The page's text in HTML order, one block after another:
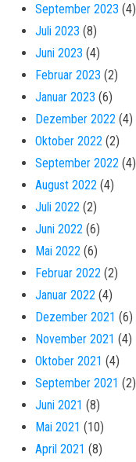
September 2023 (4)
Juli 2023 (8)
Juni 2023 (4)
Februar 2023 (2)
Januar 2023 (6)
Dezember 2022 (4)
Oktober 2022 (2)
September 2022 (4)
August 2022 (4)
Juli 2022 (2)
Juni 2022 (6)
Mai 2022 (6)
Februar 2022 (2)
Januar 2022 (4)
Dezember 2021 (6)
November 2021 (4)
Oktober 2021 (4)
September 2021 (2)
Juni 2021 (8)
Mai 2021 (10)
April 2021 (8)